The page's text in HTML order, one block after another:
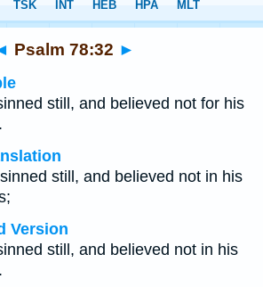
Psalm 78:32 ►
still, and believed not for his
still, and believed not in his
Version
still, and believed not in his